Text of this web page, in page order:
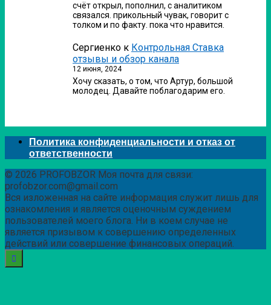
счёт открыл, пополнил, с аналитиком
связался. прикольный чувак, говорит с
толком и по факту. пока что нравится.
Сергиенко к Контрольная Ставка
отзывы и обзор канала
12 июня, 2024
Хочу сказать, о том, что Артур, большой
молодец. Давайте поблагодарим его.
Политика конфиденциальности и отказ от
ответственности
© 2026 PROFOBZOR Моя почта для связи:
profobzor.com@gmail.com
Вся изложенная на сайте информация служит лишь для
ознакомления и является оценочным суждением
пользователей моего блога. Ни в коем случае не
является призывом к совершению определенных
действий или совершение финансовых операций.